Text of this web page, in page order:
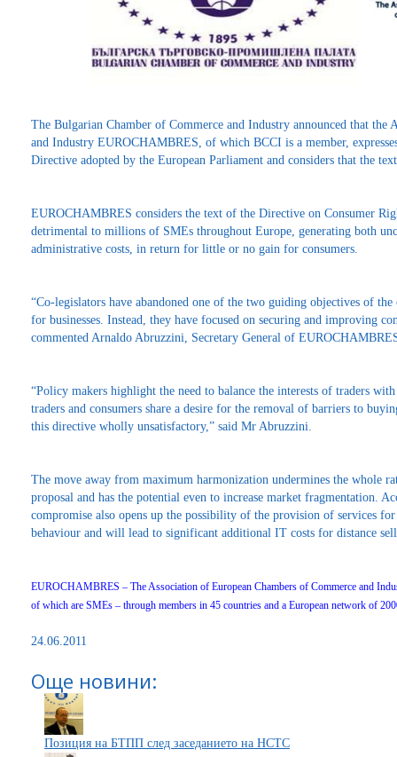
The Bulgarian Chamber of Commerce and Industry announced that the
and Industry EUROCHAMBRES, of which BCCI is a member,
Directive adopted by the European Parliament and considers that the
EUROCHAMBRES considers the text of the Directive on Consumer
detrimental to millions of SMEs throughout Europe, generating both
administrative costs, in return for little or no gain for consumers.
“Co-legislators have abandoned one of the two guiding objectives of
for businesses. Instead, they have focused on securing and improving
commented Arnaldo Abruzzini, Secretary General of
“Policy makers highlight the need to balance the interests of traders
traders and consumers share a desire for the removal of barriers to
this directive wholly unsatisfactory,” said Mr Abruzzini.
The move away from maximum harmonization undermines the whole
proposal and has the potential even to increase market fragmentation.
compromise also opens up the possibility of the provision of services
behaviour and will lead to significant additional IT costs for distance
EUROCHAMBRES – The Association of European Chambers of Commerce and
of which are SMEs – through members in 45 countries and a European network of
24.06.2011
Още новини:
Позиция на БТПП след заседанието на НСТС